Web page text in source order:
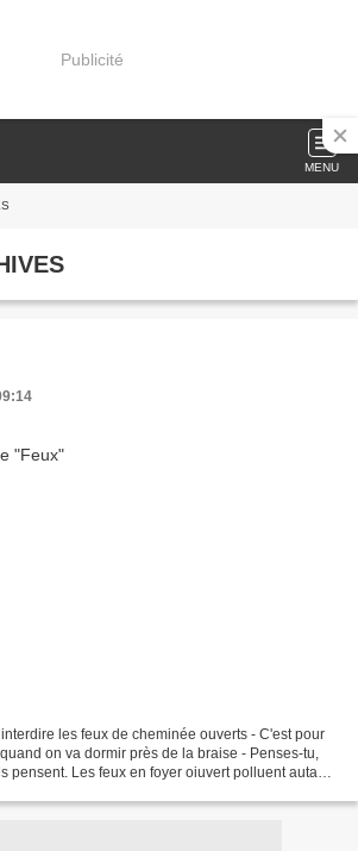
Publicité
MENU
les feux de cheminée ouverts - C'est pour
on va dormir près de la braise - Penses-tu,
pensent. Les feux en foyer oiuvert polluent autant